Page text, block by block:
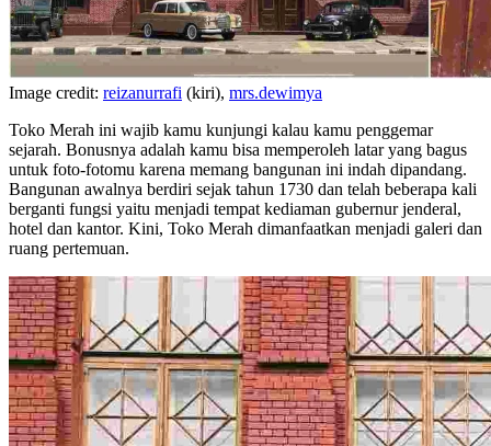
Image credit: reizanurrafi (kiri), mrs.dewimya
Toko Merah ini wajib kamu kunjungi kalau kamu penggemar
sejarah. Bonusnya adalah kamu bisa memperoleh latar yang bagus
untuk foto-fotomu karena memang bangunan ini indah dipandang.
Bangunan awalnya berdiri sejak tahun 1730 dan telah beberapa kali
berganti fungsi yaitu menjadi tempat kediaman gubernur jenderal,
hotel dan kantor. Kini, Toko Merah dimanfaatkan menjadi galeri dan
ruang pertemuan.